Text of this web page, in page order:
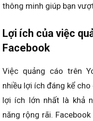
thông minh giúp bạn
Lợi ích của việc
Facebook
Việc quảng cáo trên
nhiều lợi ích đáng kể
lợi ích lớn nhất là khả
năng rộng rãi.